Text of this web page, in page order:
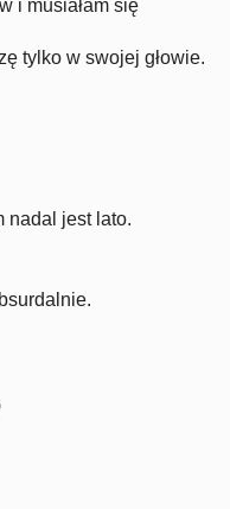
i musiałam się
tylko w swojej głowie.
nadal jest lato.